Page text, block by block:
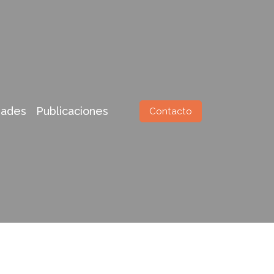
Publicaciones Contacto